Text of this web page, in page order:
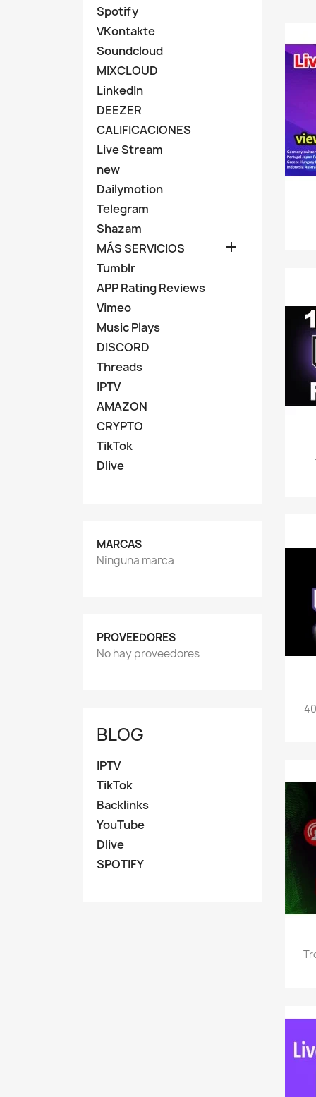
Spotify
VKontakte
Soundcloud
MIXCLOUD
LinkedIn
DEEZER
CALIFICACIONES
Live Stream
new
Dailymotion
Telegram
Shazam
MÁS SERVICIOS

Tumblr
APP Rating Reviews
Vimeo
Music Plays
DISCORD
Threads
IPTV
AMAZON
CRYPTO
TikTok
Dlive
MARCAS
Ninguna marca
PROVEEDORES
No hay proveedores
BLOG
IPTV
TikTok
Backlinks
YouTube
Dlive
SPOTIFY